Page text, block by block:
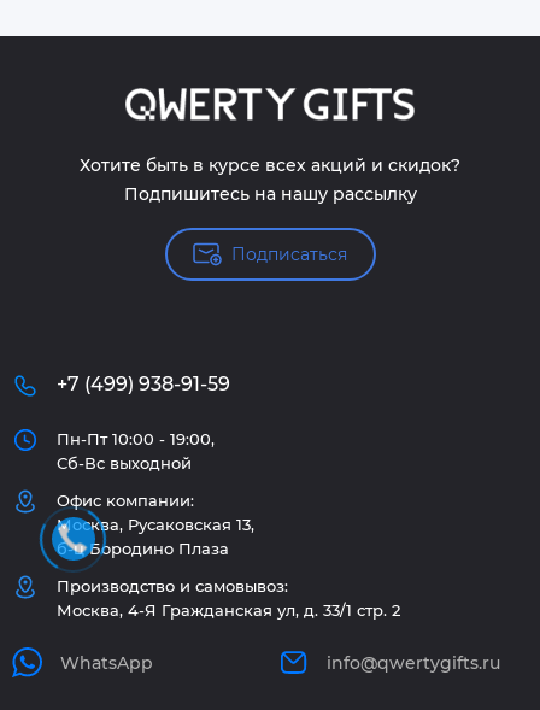
Хотите быть в курсе всех акций и скидок?
Подпишитесь на нашу рассылку
Подписаться
+7 (499) 938-91-59
Пн-Пт 10:00 - 19:00,
Сб-Вс выходной
Офис компании:
Москва, Русаковская 13,
б-ц Бородино Плаза
Производство и самовывоз:
Москва, 4-Я Гражданская ул, д. 33/1 стр. 2
WhatsApp info@qwertygifts.ru